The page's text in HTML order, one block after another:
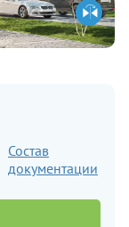
Состав
документации